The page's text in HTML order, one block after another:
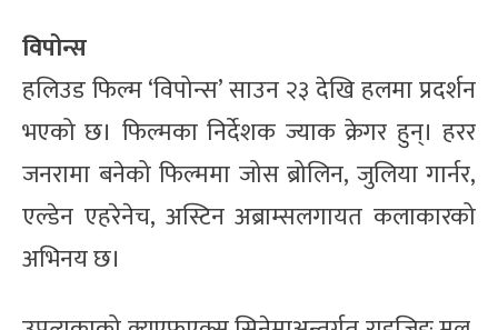
विपोन्स
हलिउड फिल्म ‘विपोन्स’ साउन २३ देखि हलमा प्रदर्शन
भएको छ। फिल्मका निर्देशक ज्याक क्रेगर हुन्। हरर
जनरामा बनेको फिल्ममा जोस ब्रोलिन, जुलिया गार्नर,
एल्डेन एहरेनेच, अस्टिन अब्राम्सलगायत कलाकारको
अभिनय छ।